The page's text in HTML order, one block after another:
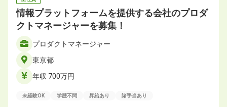
情報プラットフォームを提供する会社のプロダ
クトマネージャーを募集！
プロダクトマネージャー
東京都
年収 700万円
未経験OK 学歴不問 昇給あり 諸手当あり